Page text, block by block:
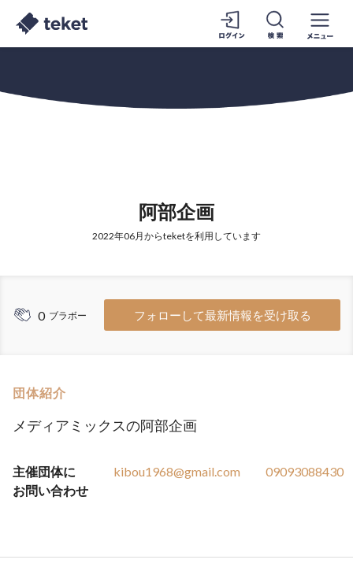
阿部企画
2022年06月からteketを利用しています
0 ブラボー フォローして最新情報を受け取る
団体紹介
メディアミックスの阿部企画
主催団体に
お問い合わせ
kibou1968@gmail.com 09093088430